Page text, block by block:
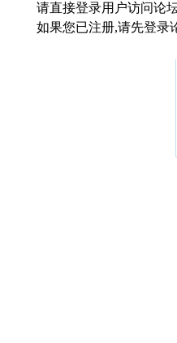
请直接登录用户访问论
如果您已注册,请先登录